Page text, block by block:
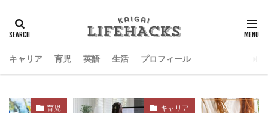
キャリア 育児 英語 生活 プロフィール
キャリア キャリア
検索